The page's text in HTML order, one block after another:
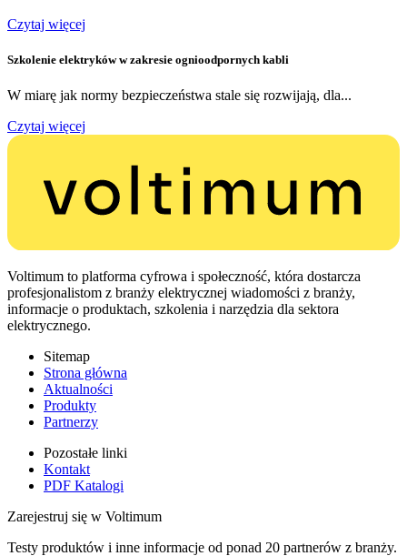
Czytaj więcej
Szkolenie elektryków w zakresie ognioodpornych kabli
W miarę jak normy bezpieczeństwa stale się rozwijają, dla...
Czytaj więcej
Voltimum to platforma cyfrowa i społeczność, która dostarcza
profesjonalistom z branży elektrycznej wiadomości z branży,
informacje o produktach, szkolenia i narzędzia dla sektora
elektrycznego.
Sitemap
Strona główna
Aktualności
Produkty
Partnerzy
Pozostałe linki
Kontakt
PDF Katalogi
Zarejestruj się w Voltimum
Testy produktów i inne informacje od ponad 20 partnerów z branży.